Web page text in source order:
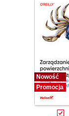
Nowość
Promocja